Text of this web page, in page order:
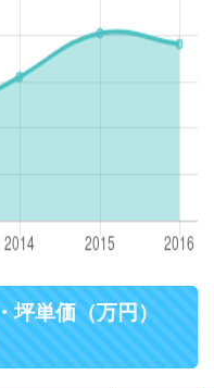
単価（万円）